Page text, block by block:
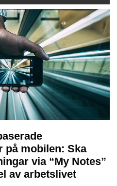
på mobilen: Ska
via “My Notes”
av arbetslivet